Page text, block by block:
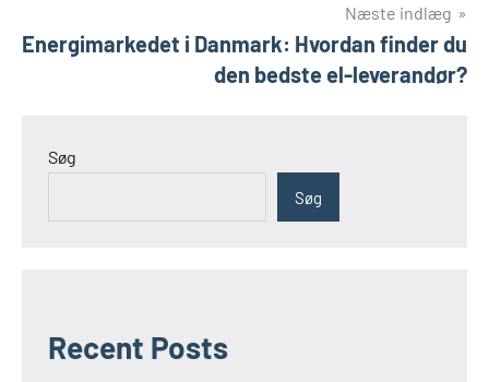
Næste indlæg
Energimarkedet i Danmark: Hvordan finder du
den bedste el-leverandør?
Søg
Søg
Recent Posts